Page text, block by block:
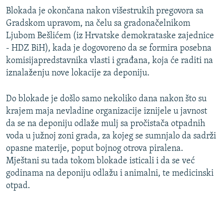
Blokada je okončana nakon višestrukih pregovora sa
Gradskom upravom, na čelu sa gradonačelnikom
Ljubom Bešlićem (iz Hrvatske demokrataske zajednice
- HDZ BiH), kada je dogovoreno da se formira posebna
komisijapredstavnika vlasti i građana, koja će raditi na
iznalaženju nove lokacije za deponiju.
Do blokade je došlo samo nekoliko dana nakon što su
krajem maja nevladine organizacije iznijele u javnost
da se na deponiju odlaže mulj sa pročistača otpadnih
voda u južnoj zoni grada, za kojeg se sumnjalo da sadrži
opasne materije, poput bojnog otrova piralena.
Mještani su tada tokom blokade isticali i da se već
godinama na deponiju odlažu i animalni, te medicinski
otpad.